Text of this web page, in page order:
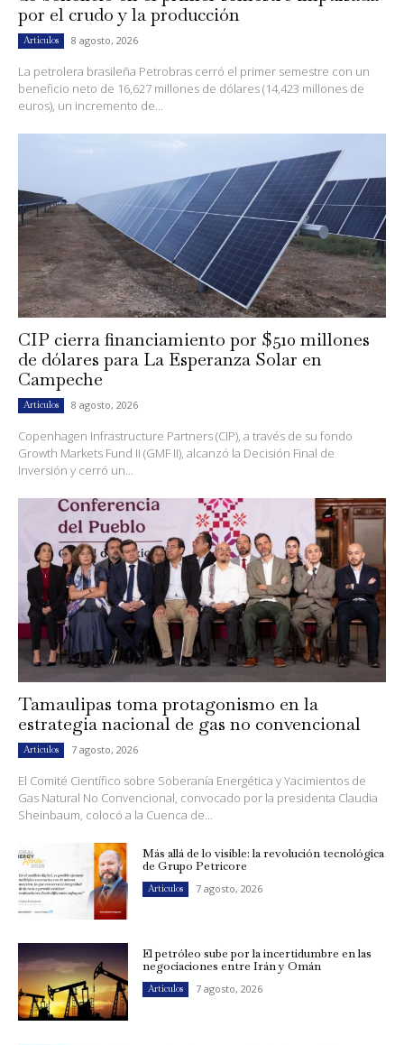
por el crudo y la producción
Artículos 8 agosto, 2026
La petrolera brasileña Petrobras cerró el primer semestre con un
beneficio neto de 16,627 millones de dólares (14,423 millones de
euros), un incremento de...
CIP cierra financiamiento por $510 millones
de dólares para La Esperanza Solar en
Campeche
Artículos 8 agosto, 2026
Copenhagen Infrastructure Partners (CIP), a través de su fondo
Growth Markets Fund II (GMF II), alcanzó la Decisión Final de
Inversión y cerró un...
Tamaulipas toma protagonismo en la
estrategia nacional de gas no convencional
Artículos 7 agosto, 2026
El Comité Científico sobre Soberanía Energética y Yacimientos de
Gas Natural No Convencional, convocado por la presidenta Claudia
Sheinbaum, colocó a la Cuenca de...
Más allá de lo visible: la revolución tecnológica
de Grupo Petricore
Artículos 7 agosto, 2026
El petróleo sube por la incertidumbre en las
negociaciones entre Irán y Omán
Artículos 7 agosto, 2026